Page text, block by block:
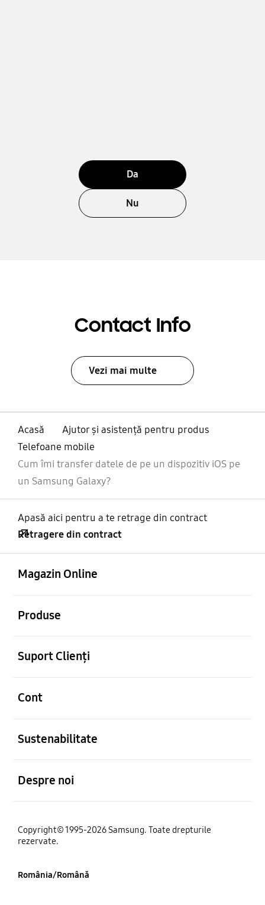
Da
Nu
Contact Info
Vezi mai multe
Acasă
Ajutor și asistență pentru produs
Telefoane mobile
Cum îmi transfer datele de pe un dispozitiv iOS pe
un Samsung Galaxy?
Apasă aici pentru a te retrage din contract
Retragere din contract
Magazin Online
Produse
Suport Clienți
Cont
Sustenabilitate
Despre noi
Copyright© 1995-2026 Samsung. Toate drepturile
rezervate.
România/Română